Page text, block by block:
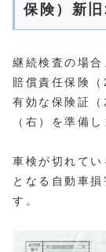
保険）新
継続検査の場
賠償責任保険
有効な保険証
（右）を準備し
車検が切れて
となる自動車
す。